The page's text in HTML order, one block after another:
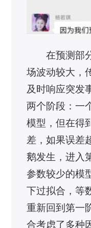
在预测部
场波动较大，
及时响应突发
两个阶段：一
模型，但在得
差，如果误差
鹅发生，进入
参数较少的模
下过拟合，等
重新回到第一
合考虑了多种